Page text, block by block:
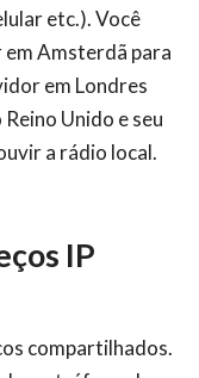
etc.). Você
em Amsterdã para
em Londres
Unido e seu
a rádio local.
IP
compartilhados.